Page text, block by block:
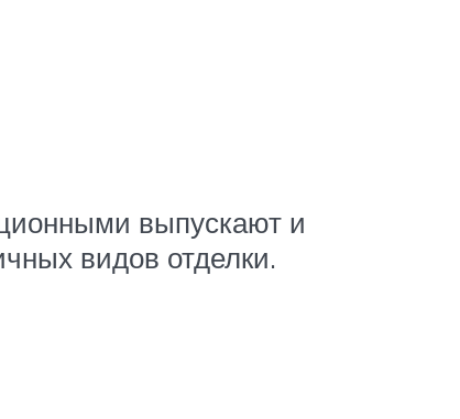
выпускают и
видов отделки.